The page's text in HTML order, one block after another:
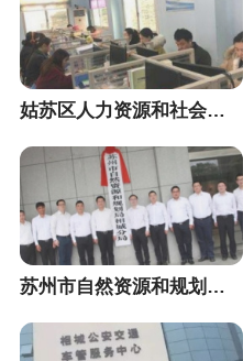
姑苏区人力资源和社会保障局
苏州市自然资源和规划局相城分局